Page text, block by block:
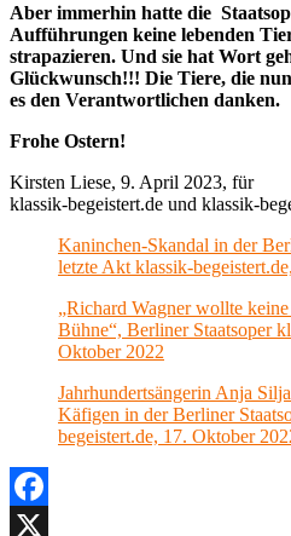
Aber immerhin hatte die
Aufführungen keine lebenden
strapazieren. Und sie hat Wort
Glückwunsch!!! Die Tiere, die
es den Verantwortlichen danken.
Frohe Ostern!
Kirsten Liese, 9. April 2023, für
klassik-begeistert.de und klassik-
Kaninchen-Skandal in der
letzte Akt klassik-
„Richard Wagner wollte
Bühne“, Berliner Staatsoper
Oktober 2022
Jahrhundertsängerin Anja
Käfigen in der Berliner
begeistert.de, 17. Oktober
Facebook